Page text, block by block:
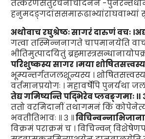
तत्करेणसेतुरचनाचोदनेन -
हनुमदङ्गदांससमारूढाभ्यांराघवाभ्यां
अथोवाच रघुश्रेष्ठः सागरंदारुणंवचः ।
गत्वा तस्मिन्ननागते चापमानयेति
भीतिमुत्पादयितुं
परिशुष्कस्य सागर ।मयाशोषितसत्त्वस्य
भूम्यन्तर्गतजलशून्यस्य । शोषितसत्त्वस्य
वर्तमानप्रयोगः । महावर्षेपि पुनर्यथा
तेद्यगमिष्यन्ति पद्भिरेव प्लवङ्गमाः ॥
ततो वरमिदानीं तथागमनं किं
भवतीतिभावः ॥ ३ ॥
विक्रमं पराक्रमं च । विचिन्वन्